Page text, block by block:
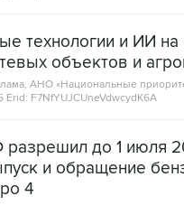
технологии и ИИ
объектов и
АНО «Национальные
F7NfYUJCUneVdwcydK6A
разрешил до 1 июля
и обращение
4